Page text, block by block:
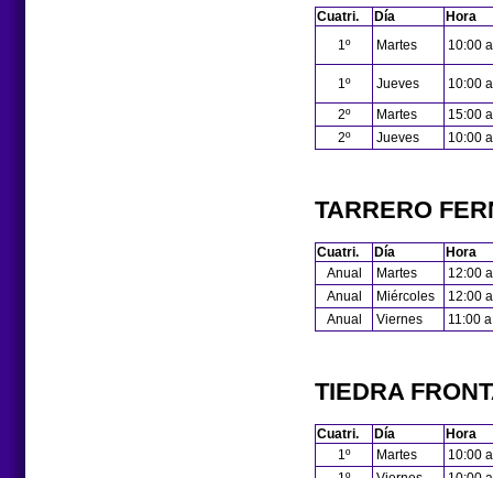
Cuatri. Día
Hora
1º
Martes 10:00
1º Jueves
10:00
2º
Martes
15:00
2º
Jueves 10:00
TARRERO
Cuatri. Día
Hora
Anual
Martes
12:00
Anual
Miércoles
12:00
Anual
Viernes 11:00
TIEDRA
Cuatri. Día
Hora
1º
Martes
10:00